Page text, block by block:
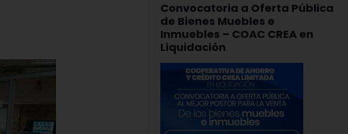
Convocatoria a Oferta Pública
de Bienes Muebles e
Inmuebles – COAC CREA en
Liquidación